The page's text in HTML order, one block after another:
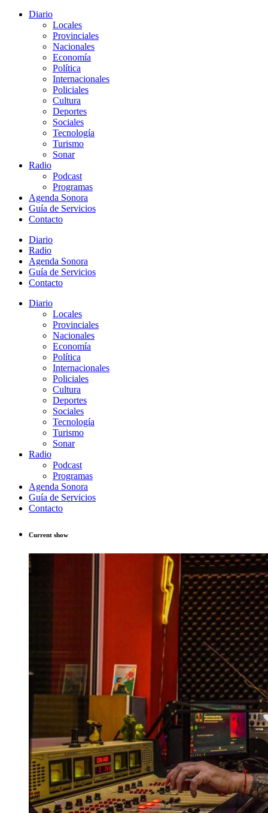
Diario
Locales
Provinciales
Nacionales
Economía
Política
Internacionales
Policiales
Cultura
Deportes
Sociales
Tecnología
Turismo
Sonar
Radio
Podcast
Programas
Agenda Sonora
Guía de Servicios
Contacto
Diario
Radio
Agenda Sonora
Guía de Servicios
Contacto
Diario
Locales
Provinciales
Nacionales
Economía
Política
Internacionales
Policiales
Cultura
Deportes
Sociales
Tecnología
Turismo
Sonar
Radio
Podcast
Programas
Agenda Sonora
Guía de Servicios
Contacto
Current show